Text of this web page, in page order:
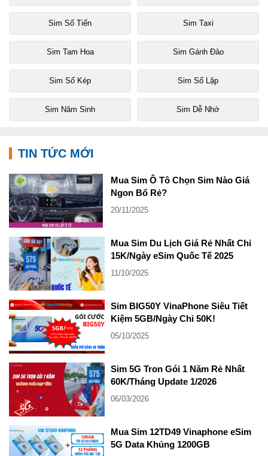
Sim Số Tiến Sim Taxi
Sim Tam Hoa Sim Gánh Đảo
Sim Số Kép Sim Số Lặp
Sim Năm Sinh Sim Dễ Nhớ
TIN TỨC MỚI
Mua Sim Ô Tô Chọn Sim Nào Giá
Ngon Bổ Rẻ?
20/11/2025
Mua Sim Du Lịch Giá Rẻ Nhất Chỉ
15K/Ngày eSim Quốc Tế 2025
11/10/2025
Sim BIG50Y VinaPhone Siêu Tiết
Kiệm 5GB/Ngày Chỉ 50K!
05/10/2025
Sim 5G Tron Gói 1 Năm Rẻ Nhất
60K/Tháng Update 1/2026
06/03/2026
Mua Sim 12TD49 Vinaphone eSim
5G Data Khủng 1200GB